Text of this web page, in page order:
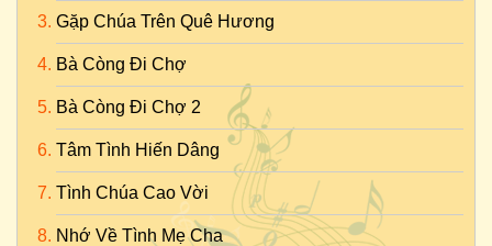
Gặp Chúa Trên Quê Hương
Bà Còng Đi Chợ
Bà Còng Đi Chợ 2
Tâm Tình Hiến Dâng
Tình Chúa Cao Vời
Nhớ Về Tình Mẹ Cha